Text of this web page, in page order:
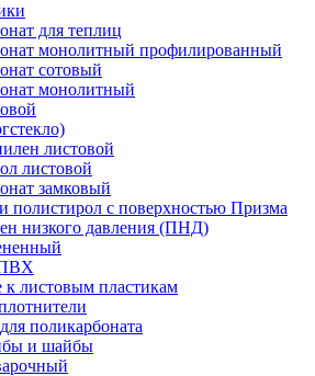
для теплиц
монолитный профилированный
сотовый
монолитный
листовой
листовой
замковый
полистирол с поверхностью Призма
низкого давления (ПНД)
листовым пластикам
поликарбоната
и шайбы